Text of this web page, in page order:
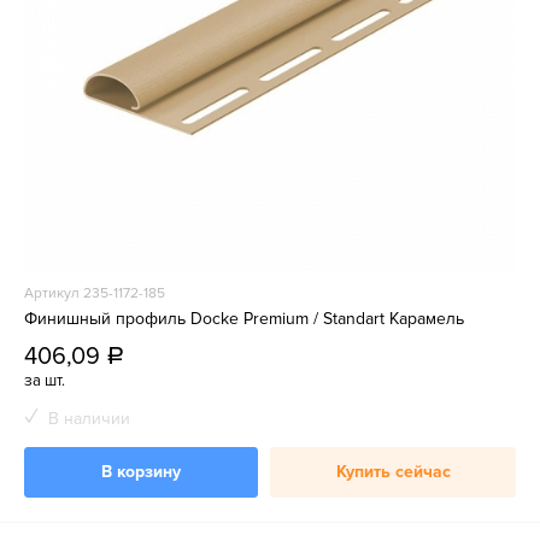
Артикул 235-1172-185
Финишный профиль Docke Premium / Standart Карамель
406,09 a
за шт.
В наличии
В корзину Купить сейчас